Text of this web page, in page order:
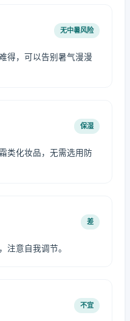
无中暑风险
得，可以告别暑气漫漫
保湿
类化妆品，无需选用防
差
注意自我调节。
不宜